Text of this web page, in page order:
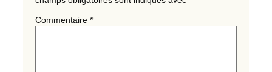
Commentaire *